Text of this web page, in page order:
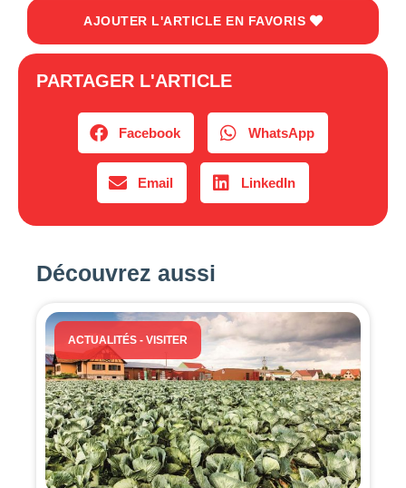
AJOUTER L'ARTICLE EN FAVORIS
PARTAGER L'ARTICLE
Facebook WhatsApp
Email LinkedIn
Découvrez aussi
ACTUALITÉS - VISITER